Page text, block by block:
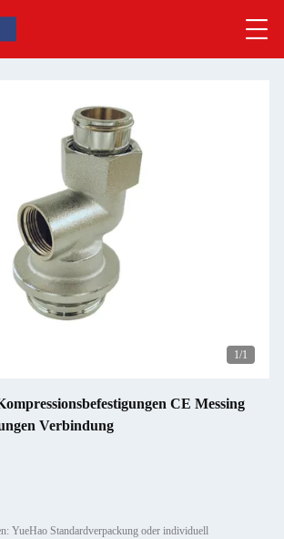
1/1
CE Messing
Verbindung
YueHao Standardverpackung oder individuell